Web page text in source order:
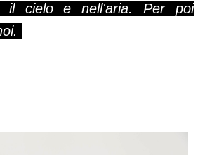
il cielo e nell'aria.Per poi